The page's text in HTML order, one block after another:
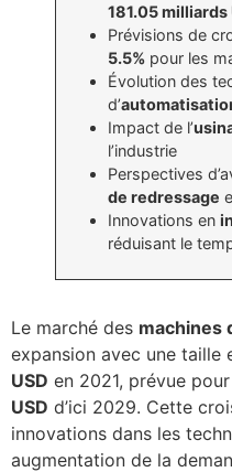
181.05 milliards
Prévisions de
5.5% pour les
Évolution des
d’
Impact de l’
l’industrie
Perspectives
de redressage
Innovations en
réduisant le
Le marché des machines
expansion avec une taille
USD en 2021, prévue
USD d’ici 2029. Cette
innovations dans les
augmentation de la